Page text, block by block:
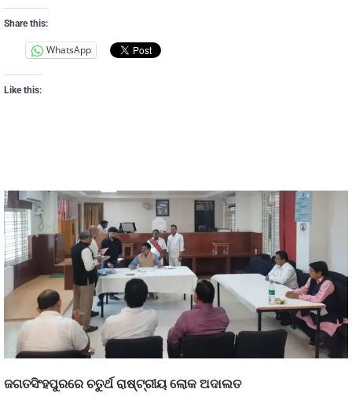
Share this:
WhatsApp
Like this:
ଜଗତସିଂହପୁରରେ ଚତୁର୍ଥ ରାଷ୍ଟ୍ରୀୟ ଲୋକ ଅଦାଲତ